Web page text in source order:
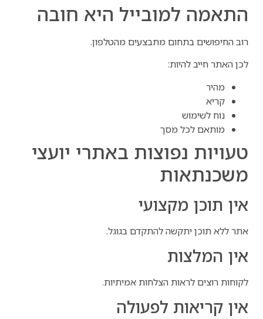
התאמה למובייל היא חובה
רוב החיפושים בתחום מתבצעים מהטלפון.
לכן האתר חייב להיות:
מהיר
קריא
נוח לשימוש
מותאם לכל מסך
טעויות נפוצות באתרי יועצי
משכנתאות
אין תוכן מקצועי
אתר ללא תוכן יתקשה להתקדם בגוגל.
אין המלצות
לקוחות רוצים לראות הצלחות אמיתיות.
אין קריאות לפעולה